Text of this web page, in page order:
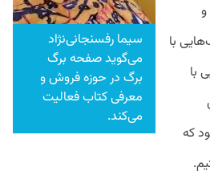
سیما رفسنجانی‌نژاد
می‌گوید صفحه برگ
برگ در حوزه فروش و
معرفی کتاب فعالیت
می‌کند.
با
با
که